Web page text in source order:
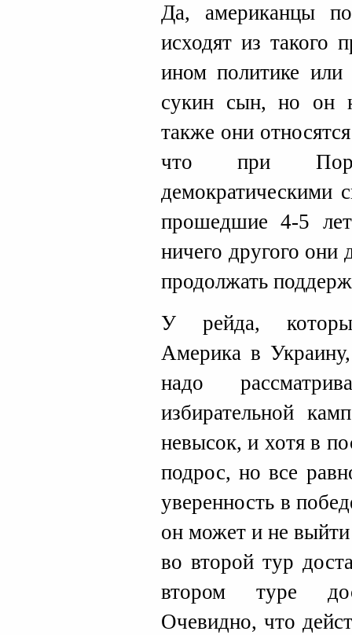
Да, американцы
исходят из такого
ином политике
сукин сын, но он
также они
что при
демократическими
прошедшие 4-5
ничего другого они
продолжать
У рейда,
Америка в
надо
избирательной
невысок, и хотя в
подрос, но все
уверенность в
он может и не
во второй тур
втором туре
Очевидно, что